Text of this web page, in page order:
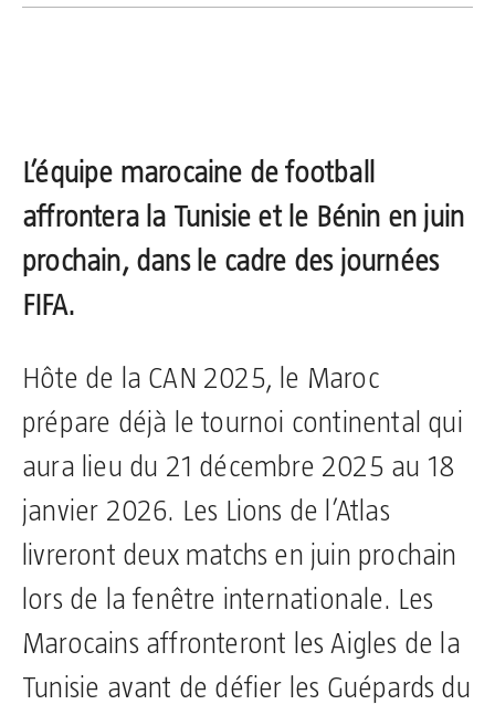
L’équipe marocaine de football
affrontera la Tunisie et le Bénin en juin
prochain, dans le cadre des journées
FIFA.
Hôte de la CAN 2025, le Maroc
prépare déjà le tournoi continental qui
aura lieu du 21 décembre 2025 au 18
janvier 2026. Les Lions de l’Atlas
livreront deux matchs en juin prochain
lors de la fenêtre internationale. Les
Marocains affronteront les Aigles de la
Tunisie avant de défier les Guépards du